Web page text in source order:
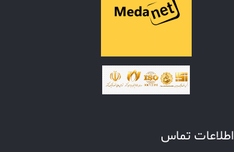
اطلاعات تماس